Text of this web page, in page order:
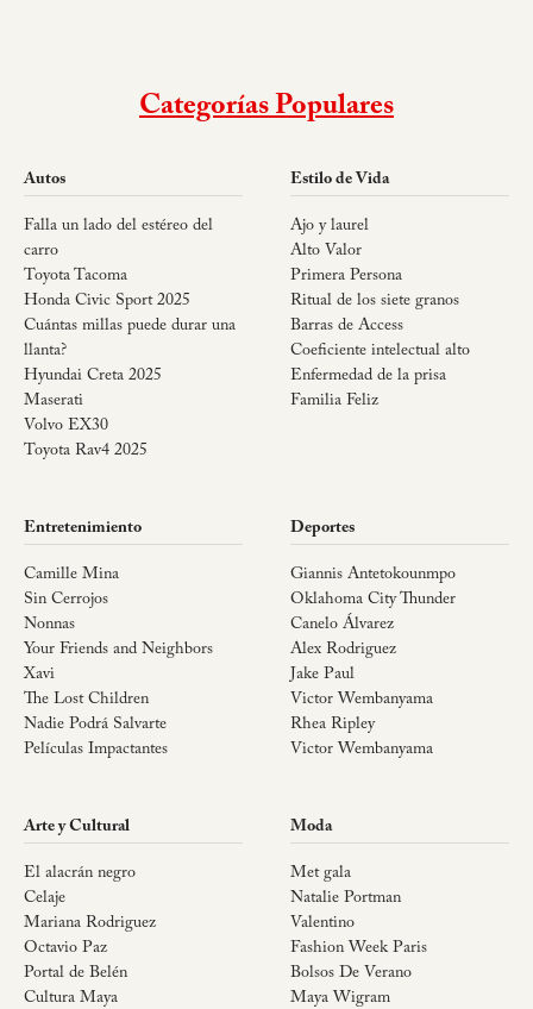
Categorías Populares
Autos
Falla un lado del estéreo del
carro
Toyota Tacoma
Honda Civic Sport 2025
Cuántas millas puede durar una
llanta?
Hyundai Creta 2025
Maserati
Volvo EX30
Toyota Rav4 2025
Estilo de Vida
Ajo y laurel
Alto Valor
Primera Persona
Ritual de los siete granos
Barras de Access
Coeficiente intelectual alto
Enfermedad de la prisa
Familia Feliz
Entretenimiento
Camille Mina
Sin Cerrojos
Nonnas
Your Friends and Neighbors
Xavi
The Lost Children
Nadie Podrá Salvarte
Películas Impactantes
Deportes
Giannis Antetokounmpo
Oklahoma City Thunder
Canelo Álvarez
Alex Rodriguez
Jake Paul
Victor Wembanyama
Rhea Ripley
Victor Wembanyama
Arte y Cultural
El alacrán negro
Celaje
Mariana Rodriguez
Octavio Paz
Portal de Belén
Cultura Maya
Moda
Met gala
Natalie Portman
Valentino
Fashion Week Paris
Bolsos De Verano
Maya Wigram